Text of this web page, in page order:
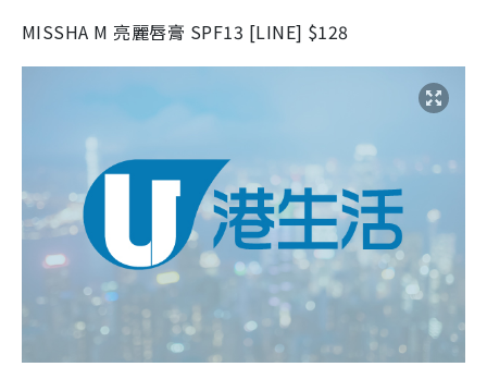
MISSHA M 亮麗唇膏 SPF13 [LINE] $128